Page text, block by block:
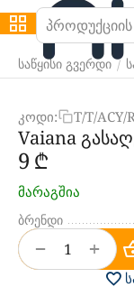
საწყისი გვერდი /
კოდი: T/T/ACY/
Vaiana
‍9‍ ₾
მარაგშია
ბრენდი
+
−